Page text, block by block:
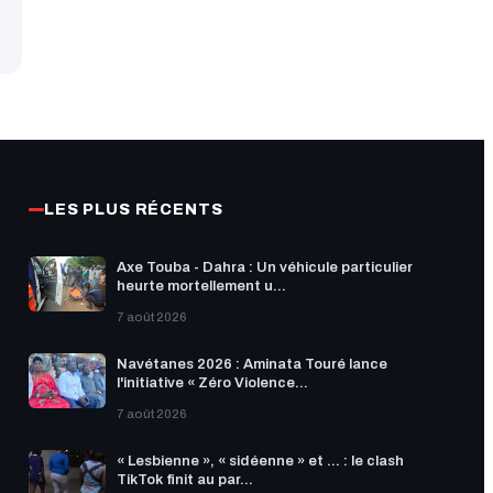
LES PLUS RÉCENTS
Axe Touba - Dahra : Un véhicule particulier
heurte mortellement u...
7 août 2026
Navétanes 2026 : Aminata Touré lance
l'initiative « Zéro Violence...
7 août 2026
« Lesbienne », « sidéenne » et ... : le clash
TikTok finit au par...